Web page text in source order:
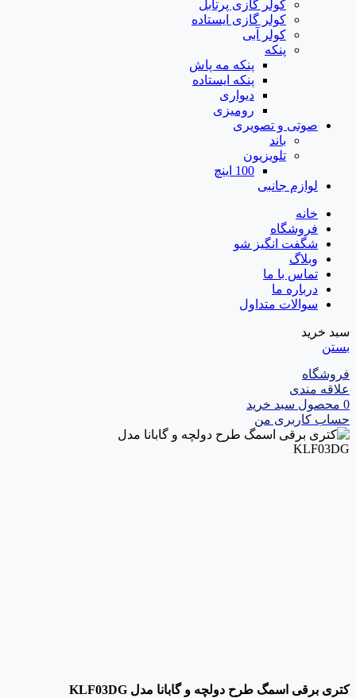
کولر گازی پرتابل
کولر گازی ایستاده
کولر آبی
پنکه
پنکه مه پاش
پنکه ایستاده
دیواری
رومیزی
صوتی و تصویری
باند
تلویزیون
100 اینچ
لوازم جانبی
خانه
فروشگاه
شگفت انگیز شو
وبلاگ
تماس با ما
درباره ما
سوالات متداول
سبد خرید
بستن
فروشگاه
علاقه مندی
0 محصول سبد خرید
حساب کاربری من
کتری برقی اسمگ طرح دولچه و گابانا مدل KLF03DG